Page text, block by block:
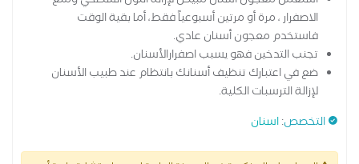
الاصفرار ، مرة أو مرتين أسبوعياً فقط، أما بقية الوقت
فاستخدم معجون أسنان عادي.
تجنب التدخين فهو يسبب اصفرارالأسنان.
ضع في اعتبارك تنظيف أسنانك بانتظام عند طبيب الأسنان
لإزالة الترسبات الكلية.
التخصص:اسنان